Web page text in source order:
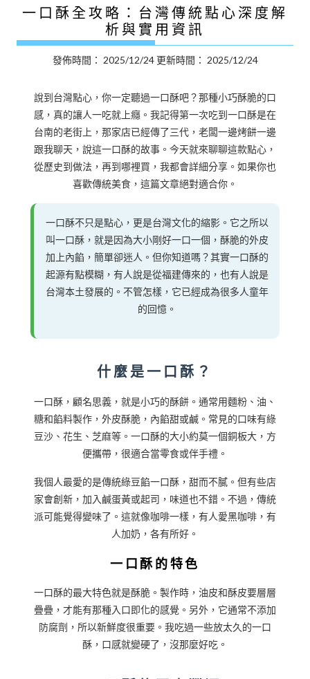
一口酥全攻略：台灣傳統點心深度解
析與實用資訊
發佈時間： 2025/12/24更新時間： 2025/12/24
說到台灣點心，你一定聽過一口酥吧？那種小巧酥脆的口
感，真的讓人一吃就上癮。我記得第一次吃到一口酥是在
台南的老街上，那家店已經傳了三代，老闆一邊烤餅一邊
跟我聊天，說這一口酥的故事。今天就來聊聊這款點心，
從歷史到做法，再到哪裡買，我都會詳細分享。如果你也
喜歡傳統美食，這篇文章絕對適合你。
一口酥不只是點心，更是台灣文化的縮影。它之所以
叫一口酥，就是因為大小剛好一口一個，酥脆的外皮
加上內餡，簡單卻迷人。但你知道嗎？其實一口酥的
起源有點模糊，有人說是從福建傳來的，也有人說是
台灣本土發展的。不管怎樣，它已經成為很多人童年
的回憶。
什麼是一口酥？
一口酥，顧名思義，就是小巧的酥餅。通常用麵粉、油、
糖和餡料製作，外皮酥脆，內餡甜或鹹。常見的口味有綠
豆沙、花生、芝麻等。一口酥的大小約莫一個銅板大，方
便攜帶，很適合當零食或伴手禮。
我個人最愛的是傳統綠豆餡一口酥，甜而不膩。但有些店
家會創新，加入鹹蛋黃或起司，味道也不錯。不過，傳統
派可能覺得變味了。這就像咖啡一樣，有人愛黑咖啡，有
人加奶，各有所好。
一口酥的特色
一口酥的最大特色就是酥脆。製作時，油皮和酥皮要層層
疊疊，才能有那種入口即化的感覺。另外，它通常不添加
防腐劑，所以新鮮度很重要。我吃過一些放太久的一口
酥，口感就變硬了，沒那麼好吃。